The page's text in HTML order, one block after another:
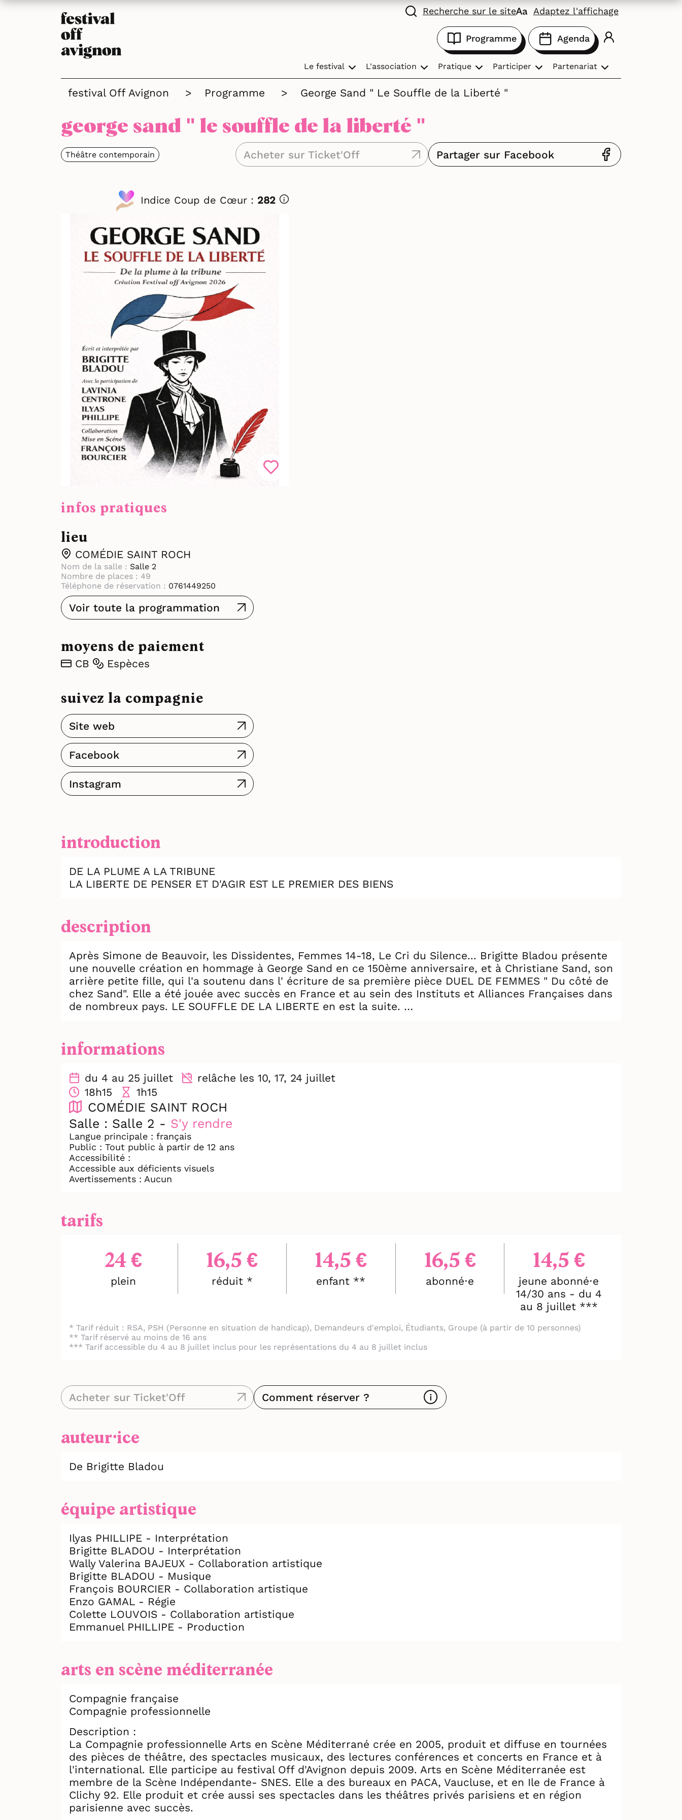
Recherche sur le site Adaptez l'affichage
Le festival L'association Pratique Participer Partenariat
Programme Agenda
festival Off Avignon > Programme > George Sand " Le Souffle de la Liberté "
george sand " le souffle de la liberté "
Théâtre contemporain Acheter sur Ticket'Off Partager sur Facebook
Indice Coup de Cœur : 282
infos pratiques
lieu
COMÉDIE SAINT ROCH
Nom de la salle : Salle 2
Nombre de places : 49
Téléphone de réservation : 0761449250
Voir toute la programmation
moyens de paiement
CB Espèces
suivez la compagnie
Site web
Facebook
Instagram
introduction
DE LA PLUME A LA TRIBUNE
LA LIBERTE DE PENSER ET D'AGIR EST LE PREMIER DES BIENS
description
Après Simone de Beauvoir, les Dissidentes, Femmes 14-18, Le Cri du Silence... Brigitte Bladou présente
une nouvelle création en hommage à George Sand en ce 150ème anniversaire, et à Christiane Sand, son
arrière petite fille, qui l'a soutenu dans l' écriture de sa première pièce DUEL DE FEMMES " Du côté de
chez Sand". Elle a été jouée avec succès en France et au sein des Instituts et Alliances Françaises dans
de nombreux pays. LE SOUFFLE DE LA LIBERTE en est la suite.
marionnettiste, célèbre ses amours, la nature, la musique et la vie. Elle écrit ses romans mais aussi les
bulletins de la République pour l'Assemblée Nationale et s'engage avec force, notamment lors de la
révolution de 1848. Une de ses grandes batailles a été son combat pour les libertés, les droits du
peuple et des femmes.
Transportée par les musiques de Chopin et de Liszt jouée au piano, c'est dans une atmosphère intime
que nous découvrons George, l' avant - gardiste, l'artiste, écrivaine, mère, amante, et pionnière de
notre République.
informations
du 4 au 25 juillet
relâche les 10, 17, 24 juillet
18h15
1h15
COMÉDIE SAINT ROCH
Salle : Salle 2 - S'y rendre
Langue principale : français
Public : Tout public à partir de 12 ans
Accessibilité :
Accessible aux déficients visuels
Avertissements : Aucun
tarifs
24 €
plein
16,5 €
réduit *
14,5 €
enfant **
16,5 €
abonné⋅e
14,5 €
jeune abonné⋅e
14/30 ans - du 4
au 8 juillet ***
* Tarif réduit : RSA, PSH (Personne en situation de handicap), Demandeurs d'emploi, Étudiants, Groupe (à partir de 10 personnes)
** Tarif réservé au moins de 16 ans
*** Tarif accessible du 4 au 8 juillet inclus pour les représentations du 4 au 8 juillet inclus
Acheter sur Ticket'Off Comment réserver ?
auteur⸱ice
De Brigitte Bladou
équipe artistique
Ilyas PHILLIPE - Interprétation
Brigitte BLADOU - Interprétation
Wally Valerina BAJEUX - Collaboration artistique
Brigitte BLADOU - Musique
François BOURCIER - Collaboration artistique
Enzo GAMAL - Régie
Colette LOUVOIS - Collaboration artistique
Emmanuel PHILLIPE - Production
arts en scène méditerranée
Compagnie française
Compagnie professionnelle
Description :
La Compagnie professionnelle Arts en Scène Méditerrané crée en 2005, produit et diffuse en tournées
des pièces de théâtre, des spectacles musicaux, des lectures conférences et concerts en France et à
l'international. Elle participe au festival Off d'Avignon depuis 2009. Arts en Scène Méditerranée est
membre de la Scène Indépendante- SNES. Elle a des bureaux en PACA, Vaucluse, et en Ile de France à
Clichy 92. Elle produit et crée aussi ses spectacles dans les théâtres privés parisiens et en région
parisienne avec succès.